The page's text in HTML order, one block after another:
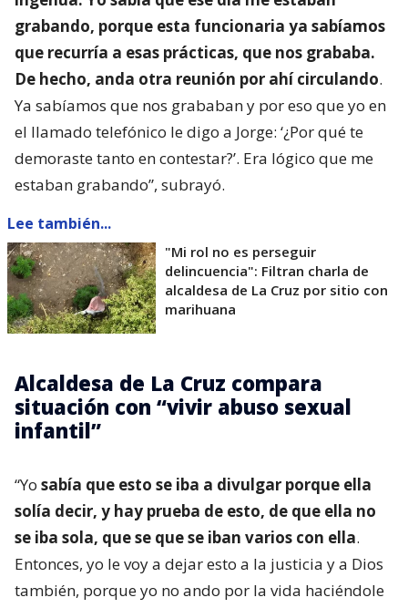
grabando, porque esta funcionaria ya sabíamos
que recurría a esas prácticas, que nos grababa.
De hecho, anda otra reunión por ahí circulando.
Ya sabíamos que nos grababan y por eso que yo en
el llamado telefónico le digo a Jorge: ‘¿Por qué te
demoraste tanto en contestar?’. Era lógico que me
estaban grabando”, subrayó.
Lee también...
"Mi rol no es perseguir
delincuencia": Filtran charla de
alcaldesa de La Cruz por sitio con
marihuana
Alcaldesa de La Cruz compara
situación con “vivir abuso sexual
infantil”
“Yo sabía que esto se iba a divulgar porque ella
solía decir, y hay prueba de esto, de que ella no
se iba sola, que se que se iban varios con ella.
Entonces, yo le voy a dejar esto a la justicia y a Dios
también, porque yo no ando por la vida haciéndole